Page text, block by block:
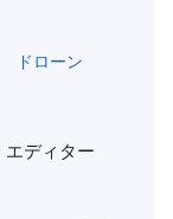
ドローン
エディター